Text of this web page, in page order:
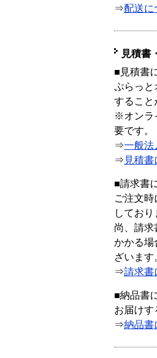
⇒配送に
見積書
■見積書
ぷらっと
すること
※オンラ
要です。
⇒一般法
⇒ 見積
■請求書
ご注文
しており
尚、請
かかる
ざいます
⇒請求書
■納品書
お届け
⇒納品書